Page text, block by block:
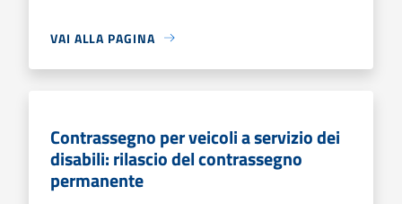
VAI ALLA PAGINA
Contrassegno per veicoli a servizio dei
disabili: rilascio del contrassegno
permanente